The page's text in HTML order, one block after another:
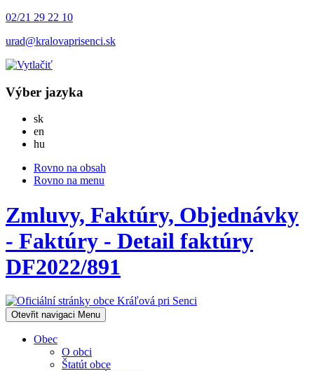
02/21 29 22 10
urad@kralovaprisenci.sk
Výber jazyka
skSlovensky
en
hu
Rovno na obsah
Rovno na menu
Zmluvy, Faktúry, Objednávky
- Faktúry - Detail faktúry
DF2022/891
Otevřit navigaci Menu
Obec
O obci
Štatút obce